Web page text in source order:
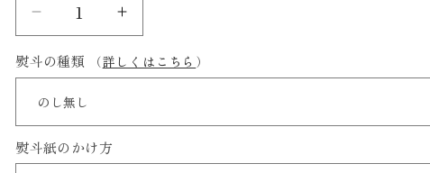
り
高
級
煎
缶
り
級
熨斗の種類 （詳しくはこちら ）
熨斗紙のかけ方